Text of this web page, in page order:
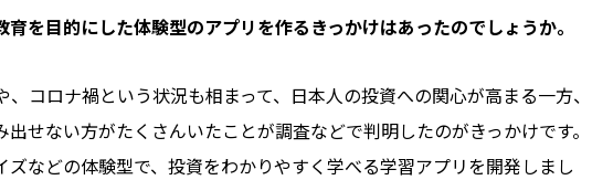
育を目的にした体験型のアプリを作るきっかけはあったのでしょうか。
コロナ禍という状況も相まって、日本人の投資への関心が高まる一方、
せない方がたくさんいたことが調査などで判明したのがきっかけです。
などの体験型で、投資をわかりやすく学べる学習アプリを開発しまし